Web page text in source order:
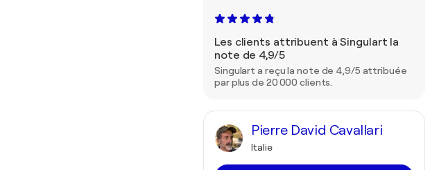
Les clients attribuent à Singulart la
note de 4,9/5
Singulart a reçu la note de 4,9/5 attribuée
par plus de 20 000 clients.
Pierre David Cavallari
Italie